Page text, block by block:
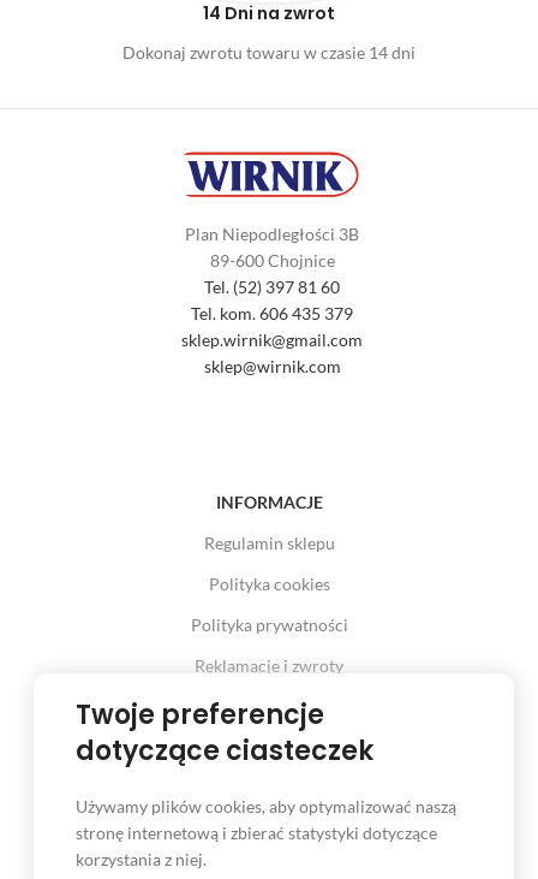
14 Dni na zwrot
Dokonaj zwrotu towaru w czasie 14 dni
Plan Niepodległości 3B
89-600 Chojnice
Tel. (52) 397 81 60
Tel. kom. 606 435 379
sklep.wirnik@gmail.com
sklep@wirnik.com
INFORMACJE
Regulamin sklepu
Polityka cookies
Polityka prywatności
Reklamacje i zwroty
Prawo odstąpienia od umowy
INFORMACJE
Twoje preferencje
dotyczące ciasteczek
Używamy plików cookies, aby optymalizować naszą
stronę internetową i zbierać statystyki dotyczące
korzystania z niej.